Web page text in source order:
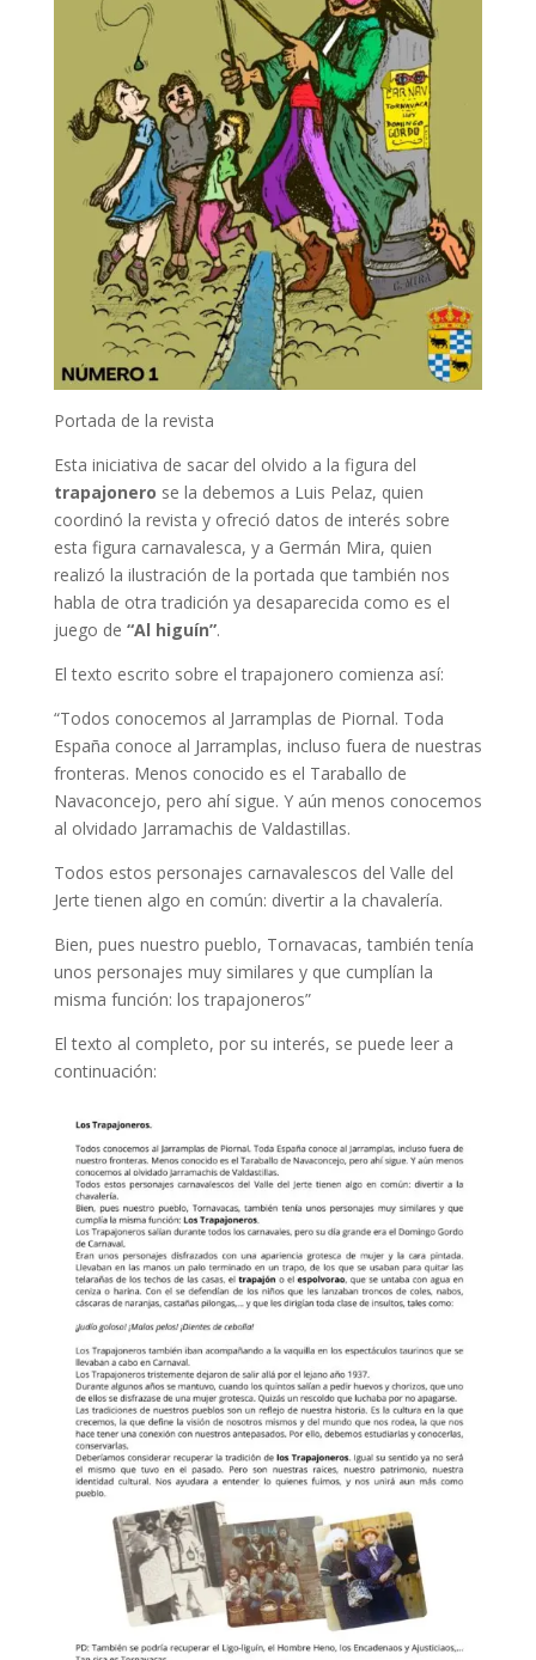
Portada de la revista
Esta iniciativa de sacar del olvido a la figura del
trapajonero se la debemos a Luis Pelaz, quien
coordinó la revista y ofreció datos de interés sobre
esta figura carnavalesca, y a Germán Mira, quien
realizó la ilustración de la portada que también nos
habla de otra tradición ya desaparecida como es el
juego de “Al higuín”.
El texto escrito sobre el trapajonero comienza así:
“Todos conocemos al Jarramplas de Piornal. Toda
España conoce al Jarramplas, incluso fuera de nuestras
fronteras. Menos conocido es el Taraballo de
Navaconcejo, pero ahí sigue. Y aún menos conocemos
al olvidado Jarramachis de Valdastillas.
Todos estos personajes carnavalescos del Valle del
Jerte tienen algo en común: divertir a la chavalería.
Bien, pues nuestro pueblo, Tornavacas, también tenía
unos personajes muy similares y que cumplían la
misma función: los trapajoneros”
El texto al completo, por su interés, se puede leer a
continuación: